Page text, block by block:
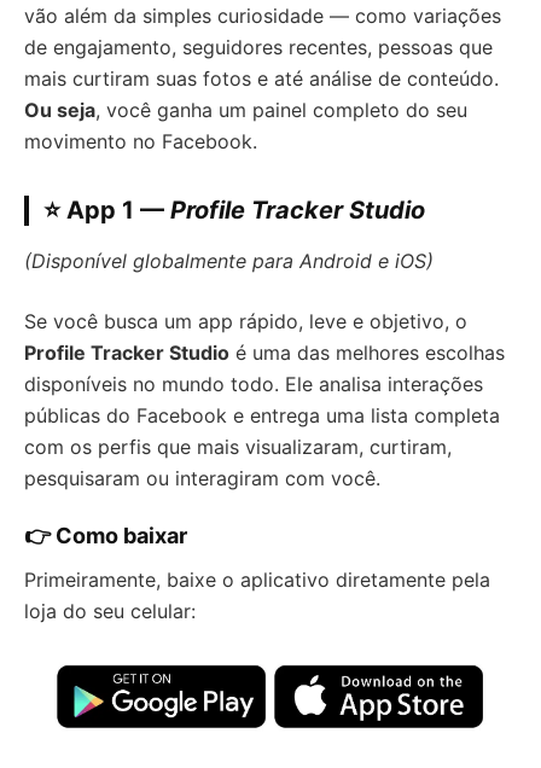
vão além da simples curiosidade — como variações
de engajamento, seguidores recentes, pessoas que
mais curtiram suas fotos e até análise de conteúdo.
Ou seja, você ganha um painel completo do seu
movimento no Facebook.
⭐ App 1 — Profile Tracker Studio
(Disponível globalmente para Android e iOS)
Se você busca um app rápido, leve e objetivo, o
Profile Tracker Studio é uma das melhores escolhas
disponíveis no mundo todo. Ele analisa interações
públicas do Facebook e entrega uma lista completa
com os perfis que mais visualizaram, curtiram,
pesquisaram ou interagiram com você.
👉 Como baixar
Primeiramente, baixe o aplicativo diretamente pela
loja do seu celular: